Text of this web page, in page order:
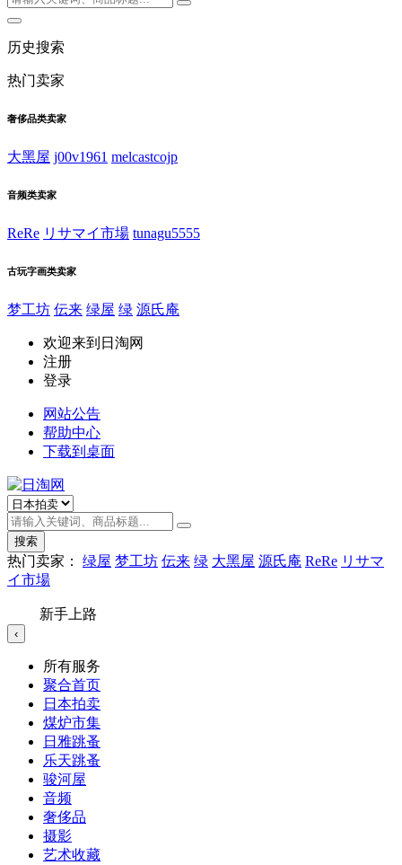
历史搜索
热门卖家
奢侈品类卖家
大黑屋 j00v1961 melcastcojp
音频类卖家
ReRe リサマイ市場 tunagu5555
古玩字画类卖家
梦工坊 伝来 绿屋 绿 源氏庵
欢迎来到日淘网
注册
登录
网站公告
帮助中心
下载到桌面
搜索
热门卖家： 绿屋 梦工坊 伝来 绿 大黑屋 源氏庵 ReRe リサマ
イ市場
新手上路
‹
所有服务
聚合首页
日本拍卖
煤炉市集
日雅跳蚤
乐天跳蚤
骏河屋
音频
奢侈品
摄影
艺术收藏